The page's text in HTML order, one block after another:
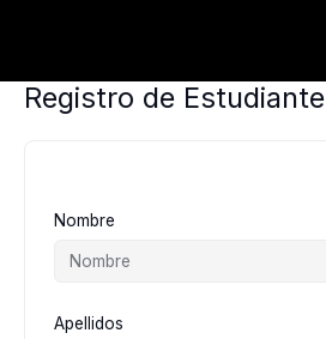
Registro de Estudiante
Nombre
Apellidos